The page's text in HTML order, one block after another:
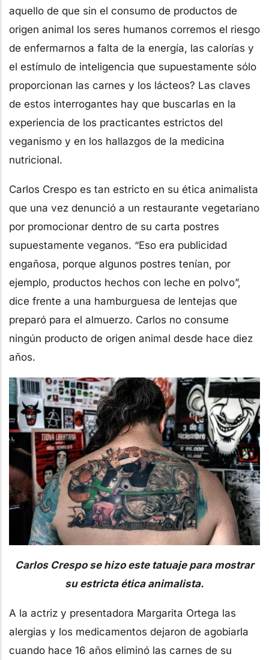
aquello de que sin el consumo de productos de
origen animal los seres humanos corremos el riesgo
de enfermarnos a falta de la energía, las calorías y
el estímulo de inteligencia que supuestamente sólo
proporcionan las carnes y los lácteos? Las claves
de estos interrogantes hay que buscarlas en la
experiencia de los practicantes estrictos del
veganismo y en los hallazgos de la medicina
nutricional.
Carlos Crespo es tan estricto en su ética animalista
que una vez denunció a un restaurante vegetariano
por promocionar dentro de su carta postres
supuestamente veganos. “Eso era publicidad
engañosa, porque algunos postres tenían, por
ejemplo, productos hechos con leche en polvo”,
dice frente a una hamburguesa de lentejas que
preparó para el almuerzo. Carlos no consume
ningún producto de origen animal desde hace diez
años.
Carlos Crespo se hizo este tatuaje para mostrar
su estricta ética animalista.
A la actriz y presentadora Margarita Ortega las
alergias y los medicamentos dejaron de agobiarla
cuando hace 16 años eliminó las carnes de su